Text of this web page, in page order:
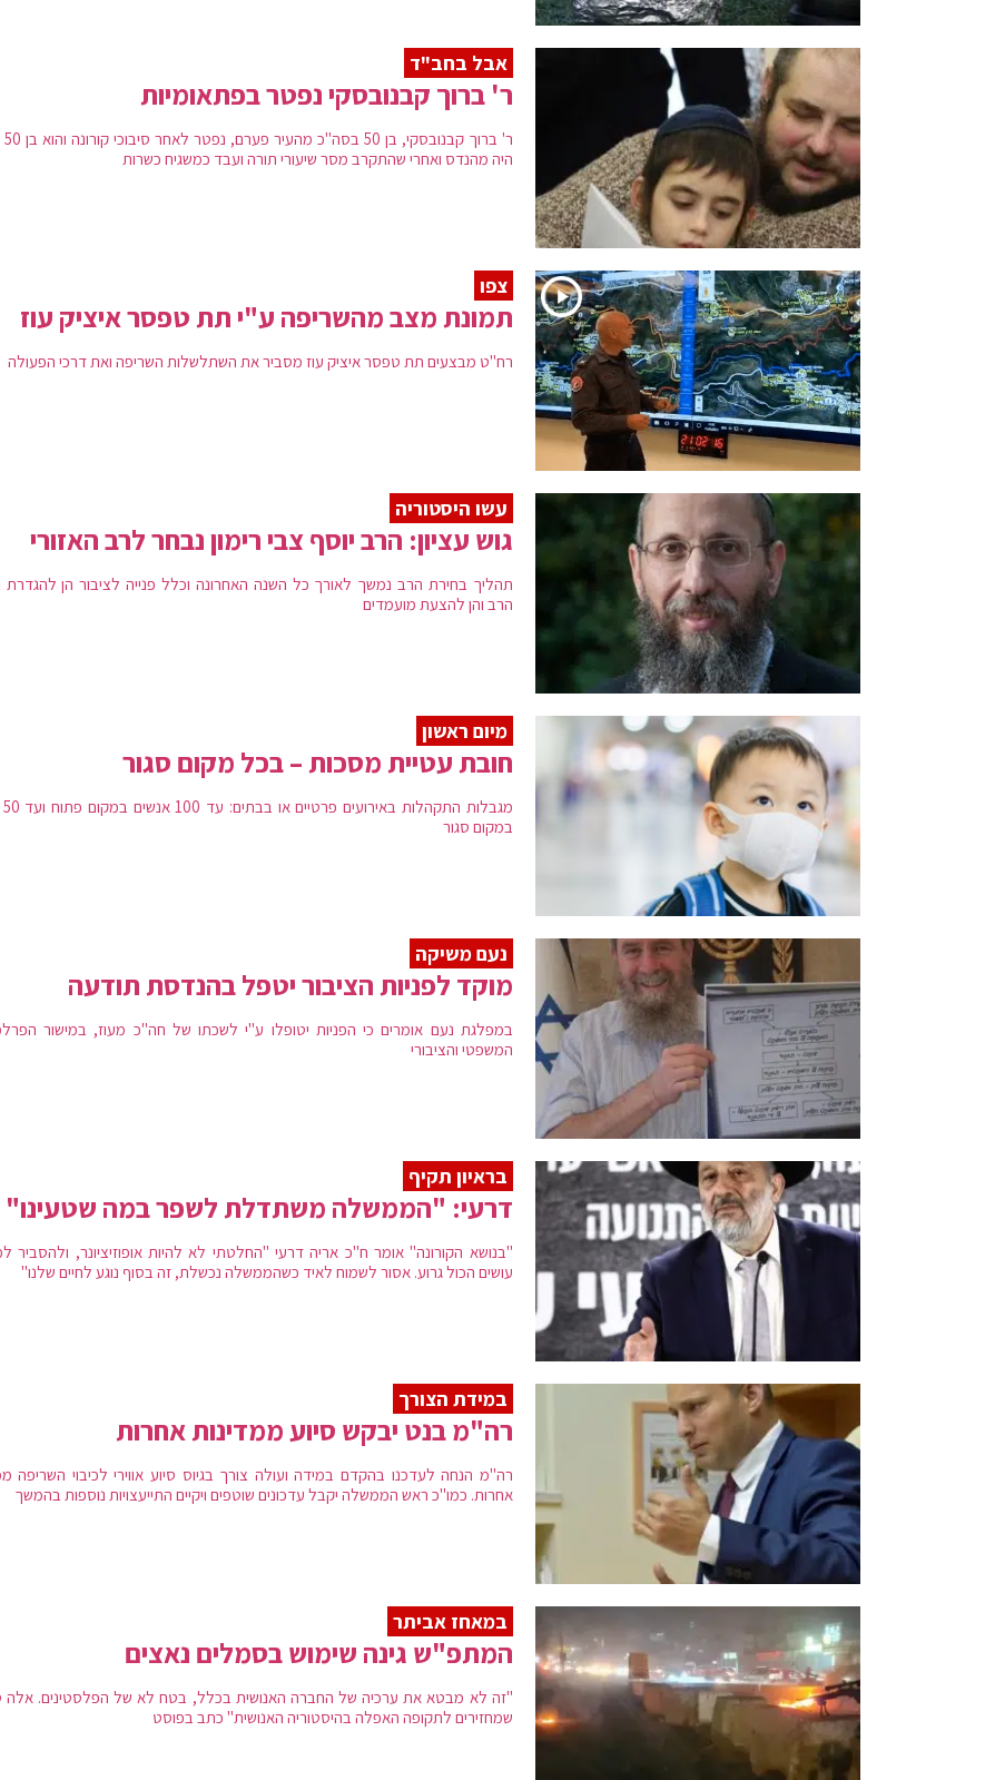
אבל בחב"ד
ר' ברוך קבנובסקי נפטר בפתאומיות
היה מהנדס ואחרי שהתקרב מסר שיעורי תורה ועבד כמשגיח כשרות
צפו
תמונת מצב מהשריפה ע"י תת טפסר איציק עוז
רח"ט מבצעים תת טפסר איציק עוז מסביר את השתלשלות השריפה ואת דרכי הפעולה
עשו היסטוריה
גוש עציון: הרב יוסף צבי רימון נבחר לרב האזורי
תהליך בחירת הרב נמשך לאורך כל השנה האחרונה וכלל פנייה לציבור הן להגדרת
הרב והן להצעת מועמדים
מיום ראשון
חובת עטיית מסכות – בכל מקום סגור
במקום סגור
נעם משיקה
מוקד לפניות הציבור יטפל בהנדסת תודעה
במפלגת נעם אומרים כי הפניות יטופלו ע"י לשכתו של חה"כ מעוז, במישור
המשפטי והציבורי
בראיון תקיף
דרעי: "הממשלה משתדלת לשפר במה שטעינו"
"בנושא הקורונה" אומר ח"כ אריה דרעי "החלטתי לא להיות אופוזיציונר, ולהסביר
עושים הכול גרוע. אסור לשמוח לאיד כשהממשלה נכשלת, זה בסוף נוגע לחיים שלנו"
במידת הצורך
רה"מ בנט יבקש סיוע ממדינות אחרות
רה"מ הנחה לעדכנו בהקדם במידה ועולה צורך בגיוס סיוע אווירי לכיבוי השריפה
אחרות. כמו"כ ראש הממשלה יקבל עדכונים שוטפים ויקיים התייעצויות נוספות בהמשך
במאחז אביתר
המתפ"ש גינה שימוש בסמלים נאצים
"זה לא מבטא את ערכיה של החברה האנושית בכלל, בטח לא של הפלסטינים. אלה
שמחזירים לתקופה האפלה בהיסטוריה האנושית" כתב בפוסט